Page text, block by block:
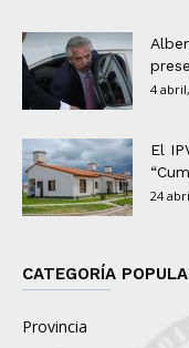
4
El
24
CATEGORÍA
Provincia